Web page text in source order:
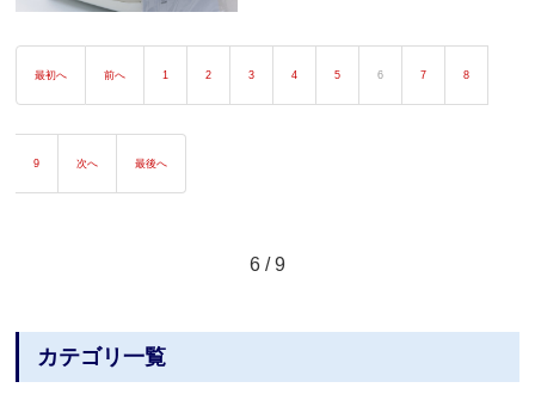
最初へ 前へ 1 2 3 4 5 6 7 8
9 次へ 最後へ
6 / 9
カテゴリ一覧